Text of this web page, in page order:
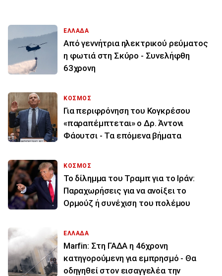
ΕΛΛΑΔΑ
Από γεννήτρια ηλεκτρικού ρεύματος
η φωτιά στη Σκύρο - Συνελήφθη
63χρονη
ΚΟΣΜΟΣ
Για περιφρόνηση του Κογκρέσου
«παραπέμπτεται» ο Δρ. Άντονι
Φάουτσι - Τα επόμενα βήματα
ΚΟΣΜΟΣ
Το δίλημμα του Τραμπ για το Ιράν:
Παραχωρήσεις για να ανοίξει το
Ορμούζ ή συνέχιση του πολέμου
ΕΛΛΑΔΑ
Marfin: Στη ΓΑΔΑ η 46χρονη
κατηγορούμενη για εμπρησμό - Θα
οδηγηθεί στον εισαγγελέα την